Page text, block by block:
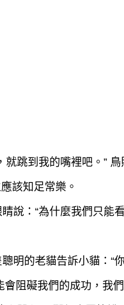
跳到我的嘴裡吧。”
該知足常樂。
說：“為什麼我們只能
明的老貓告訴小貓：“
阻礙我們的成功，我